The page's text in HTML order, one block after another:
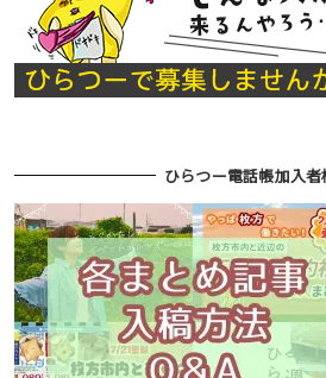
ひらつー電話帳加入